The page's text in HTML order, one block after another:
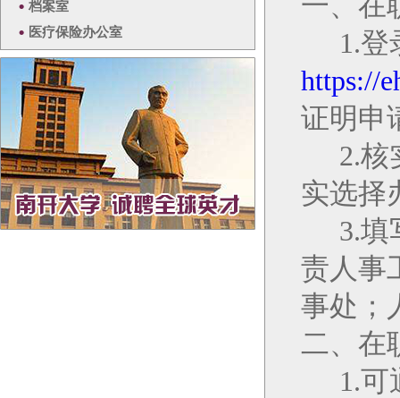
• 档案室
• 医疗保险办公室
1.登
https://
证明申
2.核
实选择
3.填
责人事
事处；
二、在
1.